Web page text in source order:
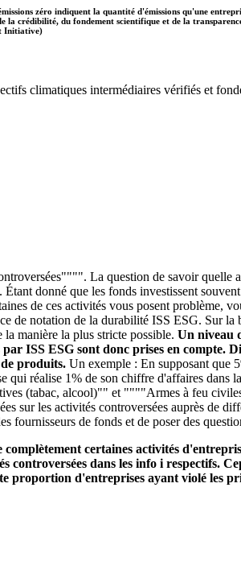
zéro indiquent la quantité d'émissions qu'une
crédibilité, du fondement scientifique et de la
Initiative)
climatiques intermédiaires vérifiés et
La question de savoir quelle
donné que les fonds investissent
de ces activités vous posent problème,
de notation de la durabilité ISS ESG. Sur la
la manière la plus stricte possible. Un niveau
ISS ESG sont donc prises en compte.
produits. Un exemple : En supposant que
qui réalise 1% de son chiffre d'affaires dans
(tabac, alcool)"" et """"Armes à feu
sur les activités controversées auprès de
fournisseurs de fonds et de poser des
certaines activités
dans les info i respectifs.
proportion d'entreprises ayant violé les